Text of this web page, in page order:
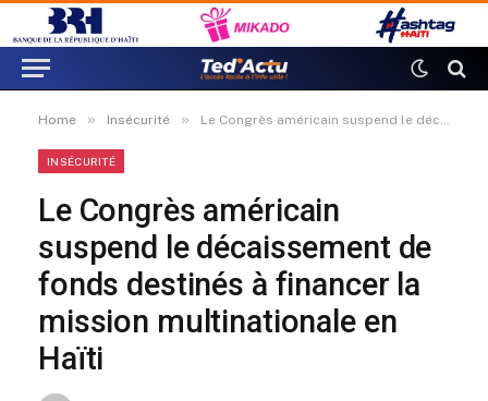
Home » Insécurité » Le Congrès américain suspend le décaissement de fonds destinés à financer la mission multinationale en Haïti
INSÉCURITÉ
Le Congrès américain
suspend le décaissement de
fonds destinés à financer la
mission multinationale en
Haïti